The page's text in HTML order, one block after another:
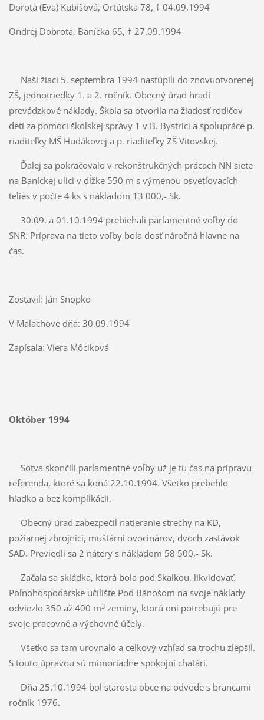
Dorota (Eva) Kubišová, Ortútska 78, † 04.09.1994
Ondrej Dobrota, Banícka 65, † 27.09.1994
Naši žiaci 5. septembra 1994 nastúpili do znovuotvorenej
ZŠ, jednotriedky 1. a 2. ročník. Obecný úrad hradí
prevádzkové náklady. Škola sa otvorila na žiadosť rodičov
detí za pomoci školskej správy 1 v B. Bystrici a spolupráce p.
riaditeľky MŠ Hudákovej a p. riaditeľky ZŠ Vitovskej.
Ďalej sa pokračovalo v rekonštrukčných prácach NN siete
na Baníckej ulici v dĺžke 550 m s výmenou osvetľovacích
telies v počte 4 ks s nákladom 13 000,- Sk.
30.09. a 01.10.1994 prebiehali parlamentné voľby do
SNR. Príprava na tieto voľby bola dosť náročná hlavne na
čas.
Zostavil: Ján Snopko
V Malachove dňa: 30.09.1994
Zapísala: Viera Môciková
Október 1994
Sotva skončili parlamentné voľby už je tu čas na prípravu
referenda, ktoré sa koná 22.10.1994. Všetko prebehlo
hladko a bez komplikácii.
Obecný úrad zabezpečil natieranie strechy na KD,
požiarnej zbrojnici, muštárni ovocinárov, dvoch zastávok
SAD. Previedli sa 2 nátery s nákladom 58 500,- Sk.
Začala sa skládka, ktorá bola pod Skalkou, likvidovať.
Poľnohospodárske učilište Pod Bánošom na svoje náklady
odviezlo 350 až 400 m3zeminy, ktorú oni potrebujú pre
svoje pracovné a výchovné účely.
Všetko sa tam urovnalo a celkový vzhľad sa trochu zlepšil.
S touto úpravou sú mimoriadne spokojní chatári.
Dňa 25.10.1994 bol starosta obce na odvode s brancami
ročník 1976.